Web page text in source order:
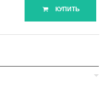
КУПИТЬ